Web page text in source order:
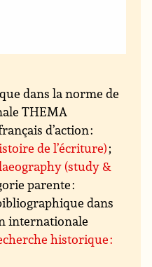
dans la norme de
THEMA
d’action :
de l’écriture);
(study &
parente :
dans
internationale
historique :